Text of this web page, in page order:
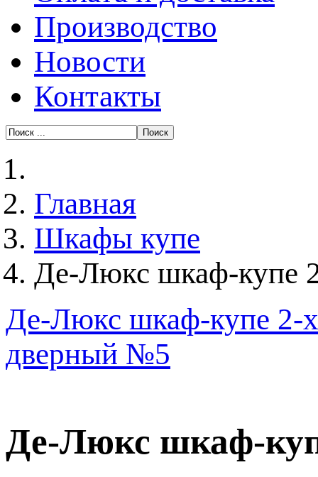
Производство
Новости
Контакты
Главная
Шкафы купе
Де-Люкс шкаф-купе
Де-Люкс шкаф-купе 2-
дверный №5
Де-Люкс шкаф-